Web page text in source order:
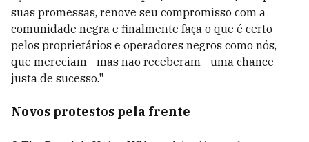
suas promessas, renove seu compromisso com a
comunidade negra e finalmente faça o que é certo
pelos proprietários e operadores negros como nós,
que mereciam - mas não receberam - uma chance
justa de sucesso."
Novos protestos pela frente